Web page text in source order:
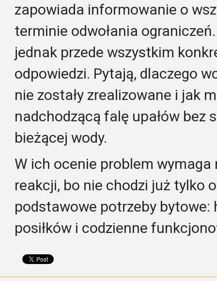
zapowiada informowanie o
terminie odwołania
jednak przede wszystkim
odpowiedzi. Pytają, dlaczego
nie zostały zrealizowane i jak
nadchodzącą falę upałów bez
bieżącej wody.
W ich ocenie problem
reakcji, bo nie chodzi już tylko
podstawowe potrzeby bytowe:
posiłków i codzienne